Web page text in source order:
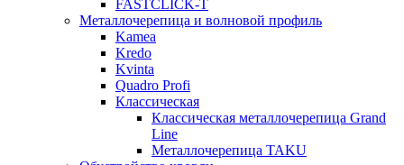
FASTCLICK-T
Металлочерепица и волновой профиль
Kamea
Kredo
Kvinta
Quadro Profi
Классическая
Классическая металлочерепица Grand
Line
Металлочерепица TAKU